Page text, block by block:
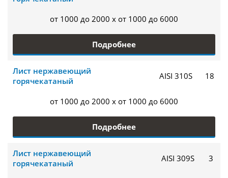
от 1000 до 2000 x от 1000 до 6000
Подробнее
Лист нержавеющий
горячекатаный
AISI 310S 18
от 1000 до 2000 x от 1000 до 6000
Подробнее
Лист нержавеющий
горячекатаный
AISI 309S 3